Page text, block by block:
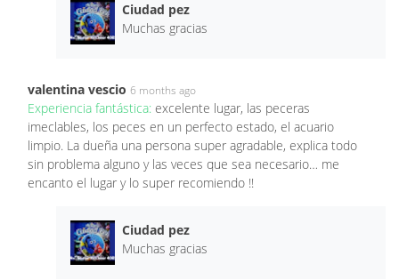
Ciudad pez
Muchas gracias
valentina vescio 6 months ago
Experiencia fantástica: excelente lugar, las peceras
imeclables, los peces en un perfecto estado, el acuario
limpio. La dueña una persona super agradable, explica todo
sin problema alguno y las veces que sea necesario… me
encanto el lugar y lo super recomiendo !!
Ciudad pez
Muchas gracias